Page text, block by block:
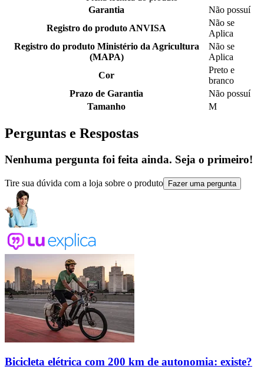
Garantia
Não possuí
Registro do produto ANVISA
Não se
Aplica
Registro do produto Ministério da Agricultura
(MAPA)
Não se
Aplica
Cor
Preto e
branco
Prazo de Garantia
Não possuí
Tamanho
M
Perguntas e Respostas
Nenhuma pergunta foi feita ainda. Seja o primeiro!
Tire sua dúvida com a loja sobre o produto Fazer uma pergunta
Bicicleta elétrica com 200 km de autonomia: existe?